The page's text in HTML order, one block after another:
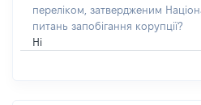
переліком, затвердженим
питань запобігання корупції?
Ні